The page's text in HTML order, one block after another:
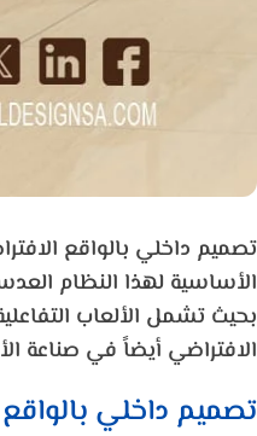
تصميم داخلي بالواقع
الأساسية لهذا النظام
بحيث تشمل الألعاب
الافتراضي أيضاً في صناعة
تصميم داخلي